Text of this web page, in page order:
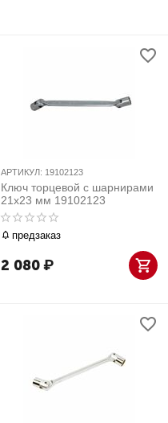
АРТИКУЛ: 19102123
Ключ торцевой с шарнирами
21x23 мм 19102123
предзаказ
2 080₽